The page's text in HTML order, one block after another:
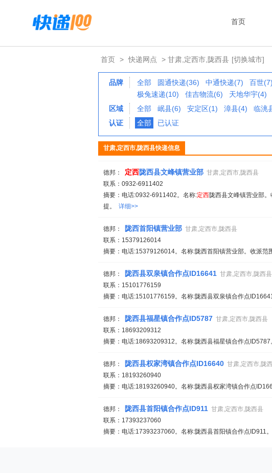
首页
首页 > 快递网点 > 甘肃,定西市,陇西县 [切换城市]
品牌 全部 圆通快递(36) 中通快递(7) 百世(7)
极兔速递(10)
佳吉物流(6) 天地华宇(4)
区域
全部 岷县(6) 安定区(1) 漳县(4) 临洮
认证
全部 已认证
甘肃,定西市,陇西县快递信息
德邦： 定西陇西县文峰镇营业部 甘肃,定西市,陇西县
联系：0932-6911402
摘要：电话:0932-6911402。名称:定西陇西县文峰镇营业部
提。 详细>>
德邦： 陇西首阳镇营业部 甘肃,定西市,陇西县
联系：15379126014
摘要：电话:15379126014。名称:陇西首阳镇营业部。收派范
德邦： 陇西县双泉镇合作点ID16641 甘肃,定西市,陇西县
联系：15101776159
摘要：电话:15101776159。名称:陇西县双泉镇合作点
德邦： 陇西县福星镇合作点ID5787 甘肃,定西市,陇西县
联系：18693209312
摘要：电话:18693209312。名称:陇西县福星镇合作点
德邦： 陇西县权家湾镇合作点ID16640 甘肃,定西市,陇
联系：18193260940
摘要：电话:18193260940。名称:陇西县权家湾镇合作点
德邦： 陇西县首阳镇合作点ID911 甘肃,定西市,陇西县
联系：17393237060
摘要：电话:17393237060。名称:陇西县首阳镇合作点ID911